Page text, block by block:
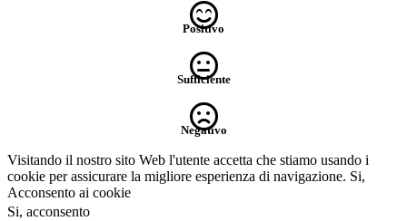
Positivo
Sufficiente
Negativo
Visitando il nostro sito Web l'utente accetta che stiamo usando i
cookie per assicurare la migliore esperienza di navigazione. Si,
Acconsento ai cookie
Si, acconsento